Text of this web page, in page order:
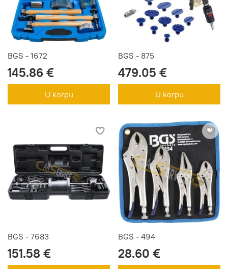
BGS - 1672
145.86 €
U korpu
BGS - 875
479.05 €
U korpu
BGS - 7683
151.58 €
BGS - 494
28.60 €